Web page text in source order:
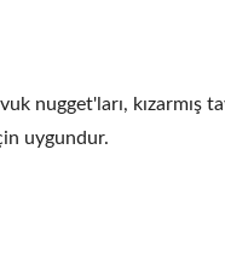
nugget'ları, kızarmış
uygundur.
Makinesi